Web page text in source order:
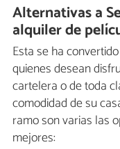
Alternativas a
alquiler de
Esta se ha
quienes desean
cartelera o de toda
comodidad de su
ramo son varias las
mejores: